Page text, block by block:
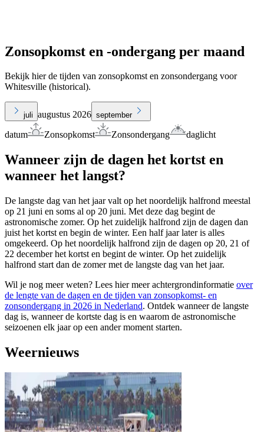
Zonsopkomst en -ondergang per maand
Bekijk hier de tijden van zonsopkomst en zonsondergang voor
Whitesville (historical).
juli augustus 2026 september
datum Zonsopkomst Zonsondergang daglicht
Wanneer zijn de dagen het kortst en
wanneer het langst?
De langste dag van het jaar valt op het noordelijk halfrond meestal
op 21 juni en soms al op 20 juni. Met deze dag begint de
astronomische zomer. Op het zuidelijk halfrond zijn de dagen dan
juist het kortst en begin de winter. Een half jaar later is alles
omgekeerd. Op het noordelijk halfrond zijn de dagen op 20, 21 of
22 december het kortst en begint de winter. Op het zuidelijk
halfrond start dan de zomer met de langste dag van het jaar.
Wil je nog meer weten? Lees hier meer achtergrondinformatie over
de lengte van de dagen en de tijden van zonsopkomst- en
zonsondergang in 2026 in Nederland. Ontdek wanneer de langste
dag is, wanneer de kortste dag is en waarom de astronomische
seizoenen elk jaar op een ander moment starten.
Weernieuws